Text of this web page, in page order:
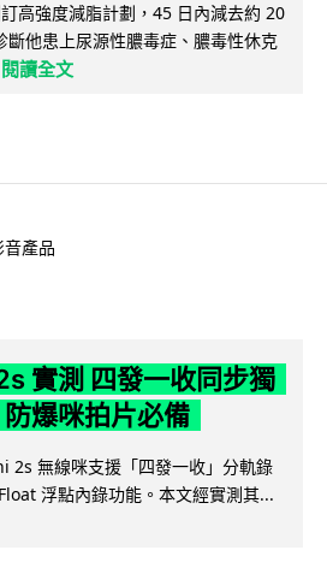
高強度減脂計劃，45 日內減去約 20
斷他患上尿源性膿毒症、膿毒性休克
閱讀全文
音產品
實測 四發一收同步獨
爆咪拍片必備
2s 無線咪支援「四發一收」分軌錄
浮點內錄功能。本文經實測其...